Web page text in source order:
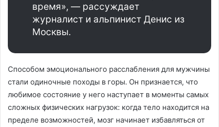
время», — рассуждает
журналист и альпинист Денис из
Москвы.
Способом эмоционального расслабления для мужчины
стали одиночные походы в горы. Он признается, что
любимое состояние у него наступает в моменты самых
сложных физических нагрузок: когда тело находится на
пределе возможностей, мозг начинает избавляться от